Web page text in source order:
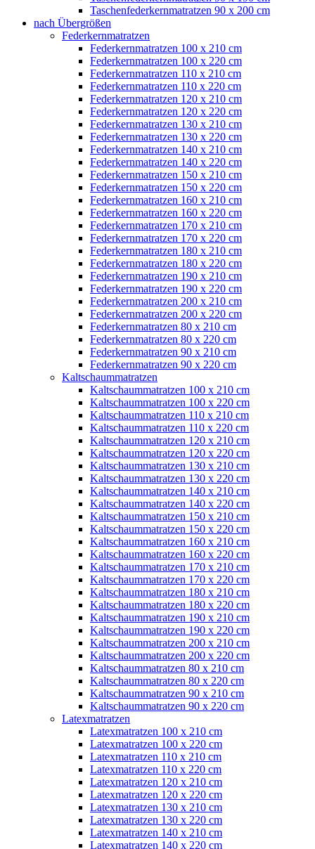
Taschenfederkernmatratzen 90 x 200 cm
nach Übergrößen
Federkernmatratzen
Federkernmatratzen 100 x 210 cm
Federkernmatratzen 100 x 220 cm
Federkernmatratzen 110 x 210 cm
Federkernmatratzen 110 x 220 cm
Federkernmatratzen 120 x 210 cm
Federkernmatratzen 120 x 220 cm
Federkernmatratzen 130 x 210 cm
Federkernmatratzen 130 x 220 cm
Federkernmatratzen 140 x 210 cm
Federkernmatratzen 140 x 220 cm
Federkernmatratzen 150 x 210 cm
Federkernmatratzen 150 x 220 cm
Federkernmatratzen 160 x 210 cm
Federkernmatratzen 160 x 220 cm
Federkernmatratzen 170 x 210 cm
Federkernmatratzen 170 x 220 cm
Federkernmatratzen 180 x 210 cm
Federkernmatratzen 180 x 220 cm
Federkernmatratzen 190 x 210 cm
Federkernmatratzen 190 x 220 cm
Federkernmatratzen 200 x 210 cm
Federkernmatratzen 200 x 220 cm
Federkernmatratzen 80 x 210 cm
Federkernmatratzen 80 x 220 cm
Federkernmatratzen 90 x 210 cm
Federkernmatratzen 90 x 220 cm
Kaltschaummatratzen
Kaltschaummatratzen 100 x 210 cm
Kaltschaummatratzen 100 x 220 cm
Kaltschaummatratzen 110 x 210 cm
Kaltschaummatratzen 110 x 220 cm
Kaltschaummatratzen 120 x 210 cm
Kaltschaummatratzen 120 x 220 cm
Kaltschaummatratzen 130 x 210 cm
Kaltschaummatratzen 130 x 220 cm
Kaltschaummatratzen 140 x 210 cm
Kaltschaummatratzen 140 x 220 cm
Kaltschaummatratzen 150 x 210 cm
Kaltschaummatratzen 150 x 220 cm
Kaltschaummatratzen 160 x 210 cm
Kaltschaummatratzen 160 x 220 cm
Kaltschaummatratzen 170 x 210 cm
Kaltschaummatratzen 170 x 220 cm
Kaltschaummatratzen 180 x 210 cm
Kaltschaummatratzen 180 x 220 cm
Kaltschaummatratzen 190 x 210 cm
Kaltschaummatratzen 190 x 220 cm
Kaltschaummatratzen 200 x 210 cm
Kaltschaummatratzen 200 x 220 cm
Kaltschaummatratzen 80 x 210 cm
Kaltschaummatratzen 80 x 220 cm
Kaltschaummatratzen 90 x 210 cm
Kaltschaummatratzen 90 x 220 cm
Latexmatratzen
Latexmatratzen 100 x 210 cm
Latexmatratzen 100 x 220 cm
Latexmatratzen 110 x 210 cm
Latexmatratzen 110 x 220 cm
Latexmatratzen 120 x 210 cm
Latexmatratzen 120 x 220 cm
Latexmatratzen 130 x 210 cm
Latexmatratzen 130 x 220 cm
Latexmatratzen 140 x 210 cm
Latexmatratzen 140 x 220 cm